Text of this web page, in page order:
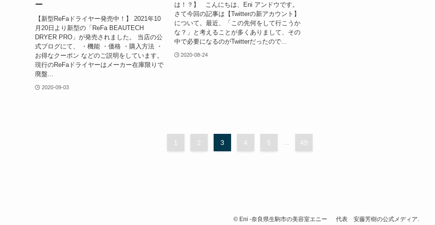
ー
【新型ReFaドライヤー発売中！】 2021年10
月20日より新型の「ReFa BEAUTECH
DRYER PRO」が発売されました。 当店の公
式ブログにて、 ・機能 ・価格 ・購入方法 ・
お得なクーポン などのご説明をしています。
現行のReFaドライヤーはメーカー在庫限りで
廃盤...
2020-09-03
は！？】 こんにちは、Eni アンドウです。
さて今回の記事は【Twitterの新アカウント】
について。最近、「この先何をして行こうか
な？」と考えることが多くありまして、その
中で必要になるのがTwitterだったので...
2020-08-24
1 2 3 4 5 49
© Eni -奈良県生駒市の美容室エニー 代表 安藤芳樹の公式メディア.